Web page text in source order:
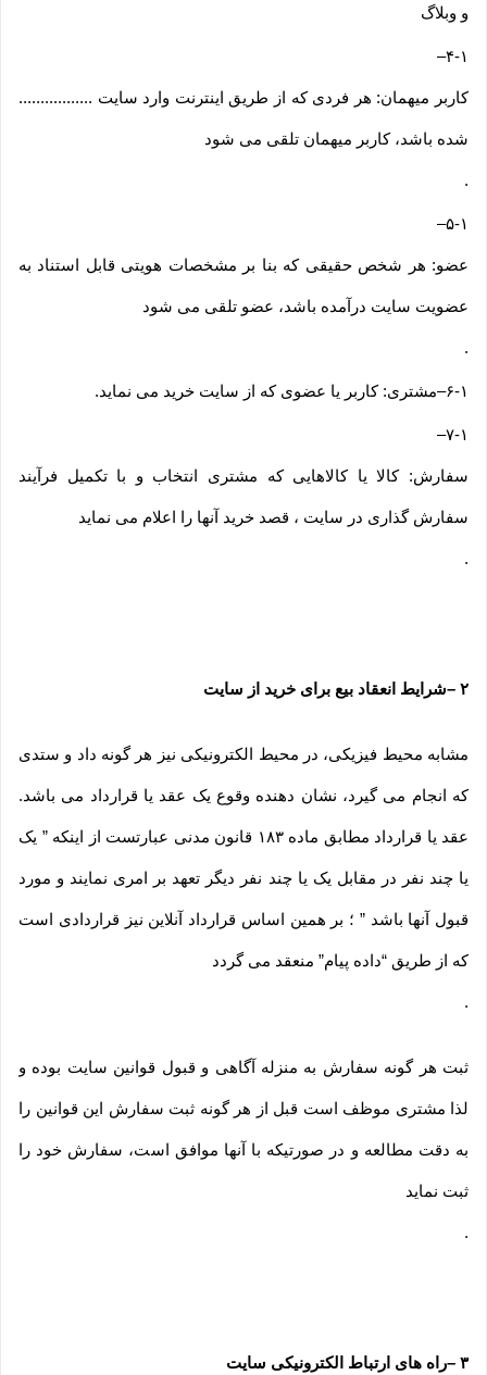
و وبلاگ
۴-۱–
کاربر میهمان: هر فردی که از طریق اینترنت وارد سایت .................
شده باشد، کاربر میهمان تلقی می شود
.
۵-۱–
عضو: هر شخص حقیقی که بنا بر مشخصات هویتی قابل استناد به
عضویت سایت درآمده باشد، عضو تلقی می شود
.
۶-۱–مشتری: کاربر یا عضوی که از سایت خرید می نماید.
۷-۱–
سفارش: کالا یا کالاهایی که مشتری انتخاب و با تکمیل فرآیند
سفارش گذاری در سایت ، قصد خرید آنها را اعلام می نماید
.
۲ –شرایط انعقاد بیع برای خرید از سایت
مشابه محیط فیزیکی، در محیط الکترونیکی نیز هر گونه داد و ستدی
که انجام می گیرد، نشان دهنده وقوع یک عقد یا قرارداد می باشد.
عقد یا قرارداد مطابق ماده ۱۸۳ قانون مدنی عبارتست از اینکه ” یک
یا چند نفر در مقابل یک یا چند نفر دیگر تعهد بر امری نمایند و مورد
قبول آنها باشد ” ؛ بر همین اساس قرارداد آنلاین نیز قراردادی است
که از طریق “داده پیام” منعقد می گردد
.
ثبت هر گونه سفارش به منزله آگاهی و قبول قوانین سایت بوده و
لذا مشتری موظف است قبل از هر گونه ثبت سفارش این قوانین را
به دقت مطالعه و در صورتیکه با آنها موافق است، سفارش خود را
ثبت نماید
.
۳ –راه های ارتباط الکترونیکی سایت